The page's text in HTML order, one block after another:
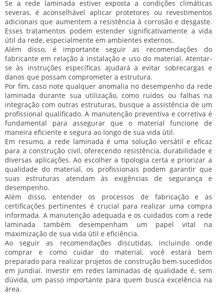
Se a rede laminada estiver exposta a condições climáticas
severas, é aconselhável aplicar protetores ou revestimentos
adicionais que aumentem a resistência à corrosão e desgaste.
Esses tratamentos podem estender significativamente a vida
útil da rede, especialmente em ambientes externos.
Além disso, é importante seguir as recomendações do
fabricante em relação à instalação e uso do material. Atentar-
se às instruções específicas ajudará a evitar sobrecargas e
danos que possam comprometer a estrutura.
Por fim, caso note qualquer anomalia no desempenho da rede
laminada durante sua utilização, como ruídos ou falhas na
integração com outras estruturas, busque a assistência de um
profissional qualificado. A manutenção preventiva e corretiva é
fundamental para assegurar que o material funcione de
maneira eficiente e segura ao longo de sua vida útil.
Em resumo, a rede laminada é uma solução versátil e eficaz
para a construção civil, oferecendo resistência, durabilidade e
diversas aplicações. Ao escolher a tipologia certa e priorizar a
qualidade do material, os profissionais podem garantir que
suas estruturas atendam às exigências de segurança e
desempenho.
Além disso, entender os processos de fabricação e as
certificações pertinentes é crucial para realizar uma compra
informada. A manutenção adequada e os cuidados com a rede
laminada também desempenham um papel vital na
maximização de sua vida útil e eficiência.
Ao seguir as recomendações discutidas, incluindo onde
comprar e como cuidar do material, você estará bem
preparado para realizar projetos de construção bem-sucedidos
em Jundiaí. Investir em redes laminadas de qualidade é, sem
dúvida, um passo importante para quem busca excelência na
área.